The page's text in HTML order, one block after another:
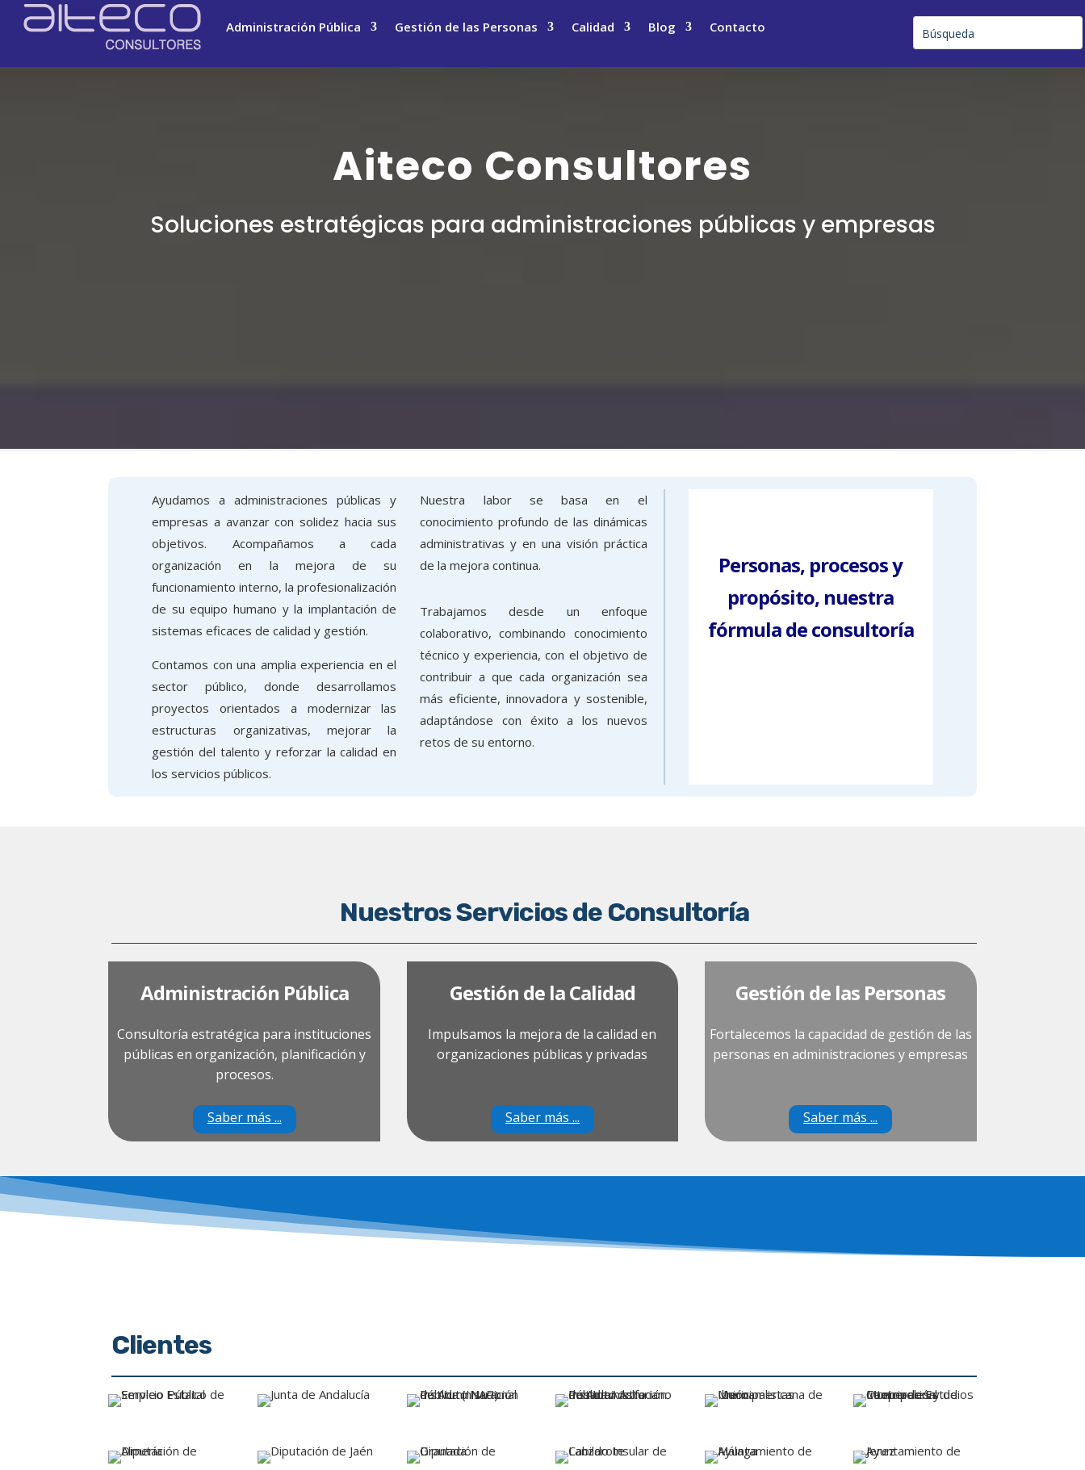
Administración Pública Gestión de las Personas Calidad Blog Contacto
Aiteco Consultores
Soluciones estratégicas para administraciones públicas y empresas
Ayudamos a administraciones públicas y
empresas a avanzar con solidez hacia sus
objetivos. Acompañamos a cada
organización en la mejora de su
funcionamiento interno, la profesionalización
de su equipo humano y la implantación de
sistemas eficaces de calidad y gestión.
Contamos con una amplia experiencia en el
sector público, donde desarrollamos
proyectos orientados a modernizar las
estructuras organizativas, mejorar la
gestión del talento y reforzar la calidad en
los servicios públicos.
Nuestra labor se basa en el
conocimiento profundo de las dinámicas
administrativas y en una visión práctica
de la mejora continua.
Trabajamos desde un enfoque
colaborativo, combinando conocimiento
técnico y experiencia, con el objetivo de
contribuir a que cada organización sea
más eficiente, innovadora y sostenible,
adaptándose con éxito a los nuevos
retos de su entorno.
Personas, procesos y
propósito, nuestra
fórmula de consultoría
Nuestros Servicios de Consultoría
Administración Pública
Consultoría estratégica para instituciones
públicas en organización, planificación y
procesos.
Saber más ...
Gestión de la Calidad
Impulsamos la mejora de la calidad en
organizaciones públicas y privadas
Saber más ...
Gestión de las Personas
Fortalecemos la capacidad de gestión de las
personas en administraciones y empresas
Saber más ...
Clientes